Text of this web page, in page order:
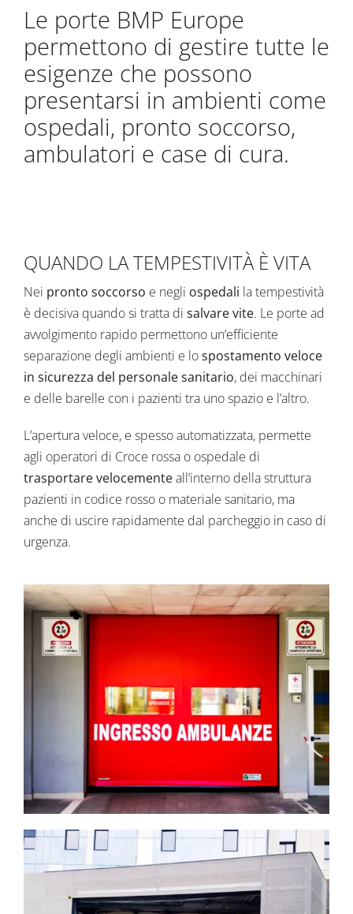
Le porte BMP Europe
permettono di gestire tutte le
esigenze che possono
presentarsi in ambienti come
ospedali, pronto soccorso,
ambulatori e case di cura.
QUANDO LA TEMPESTIVITÀ È VITA
Nei pronto soccorso e negli ospedali la tempestività
è decisiva quando si tratta di salvare vite. Le porte ad
avvolgimento rapido permettono un’efficiente
separazione degli ambienti e lospostamento veloce
in sicurezza del personale sanitario, dei macchinari
e delle barelle con i pazienti tra uno spazio e l’altro.
L’apertura veloce, e spesso automatizzata, permette
agli operatori di Croce rossa o ospedale di
trasportare velocementeall’interno della struttura
pazienti in codice rosso o materiale sanitario, ma
anche di uscire rapidamente dal parcheggio in caso di
urgenza.